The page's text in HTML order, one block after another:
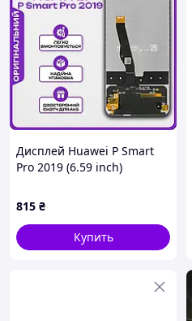
Дисплей Huawei P Smart
Pro 2019 (6.59 inch)
(original), экран на Хуавей
П Смарт Про 2019
815 ₴
Купить